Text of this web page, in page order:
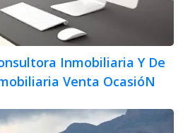
Inmobiliaria Y De
Venta OcasióN